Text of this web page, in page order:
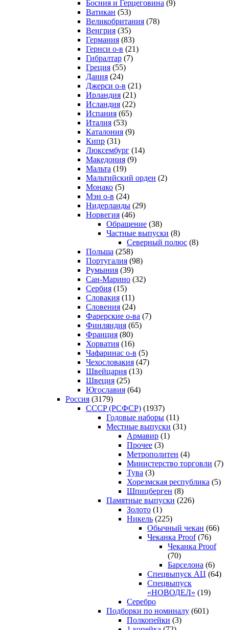
Босния и Герцеговина (9)
Ватикан (53)
Великобритания (78)
Венгрия (35)
Германия (83)
Гернси о-в (21)
Гибралтар (7)
Греция (55)
Дания (24)
Джерси о-в (21)
Ирландия (21)
Исландия (22)
Испания (65)
Италия (53)
Каталония (9)
Кипр (31)
Люксембург (14)
Македония (9)
Мальта (19)
Мальтийский орден (2)
Монако (5)
Мэн о-в (24)
Нидерланды (29)
Норвегия (46)
Обращение (38)
Частные выпуски (8)
Северный полюс (8)
Польша (258)
Португалия (98)
Румыния (39)
Сан-Марино (32)
Сербия (15)
Словакия (11)
Словения (24)
Фарерские о-ва (7)
Финляндия (65)
Франция (80)
Хорватия (16)
Чафаринас о-в (5)
Чехословакия (47)
Швейцария (13)
Швеция (25)
Югославия (64)
Россия (3179)
CCCP (РСФСР) (1937)
Годовые наборы (11)
Местные выпуски (31)
Армавир (1)
Прочее (3)
Метрополитен (4)
Министерство торговли (7)
Тува (3)
Хорезмская республика (5)
Шпицберген (8)
Памятные выпуски (226)
Золото (1)
Никель (225)
Обычный чекан (66)
Чеканка Proof(76)
Чеканка Proof
(70)
Барселона (6)
Спецвыпуск АЦ (64)
Спецвыпуск
«НОВОДЕЛ» (19)
Серебро
Подборки по номиналу (601)
Полкопейки (3)